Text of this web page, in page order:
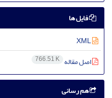
فایل ها
اصل مقاله 766.51 K
هم رسانی